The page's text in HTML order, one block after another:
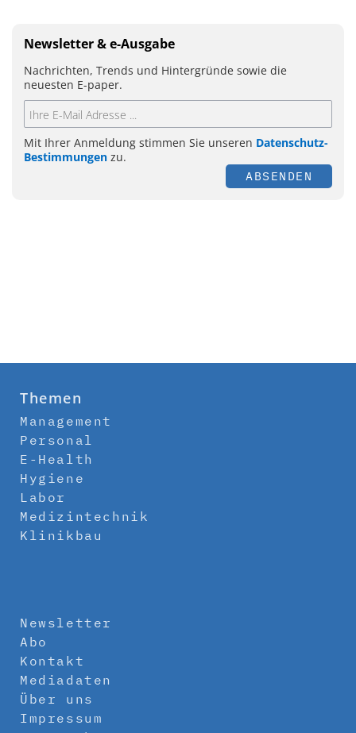
Newsletter & e-Ausgabe
Nachrichten, Trends und Hintergründe sowie die
neuesten E-paper.
Mit Ihrer Anmeldung stimmen Sie unseren Datenschutz-
Bestimmungen zu.
ABSENDEN
Themen
Management
Personal
E-Health
Hygiene
Labor
Medizintechnik
Klinikbau
Newsletter
Abo
Kontakt
Mediadaten
Über uns
Impressum